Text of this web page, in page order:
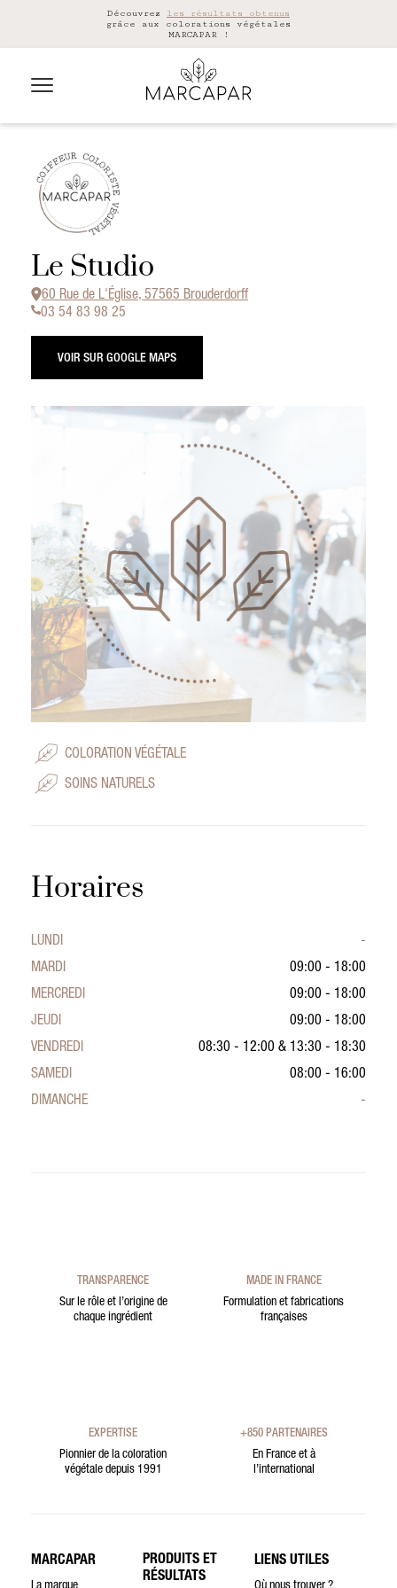
Découvrez les résultats obtenus
grâce aux colorations végétales
MARCAPAR !
Le Studio
60 Rue de L'Église, 57565 Brouderdorff
03 54 83 98 25
VOIR SUR GOOGLE MAPS
COLORATION VÉGÉTALE
SOINS NATURELS
Horaires
LUNDI
-
MARDI
09:00 - 18:00
MERCREDI
09:00 - 18:00
JEUDI
09:00 - 18:00
VENDREDI
08:30 - 12:00 & 13:30 - 18:30
SAMEDI
08:00 - 16:00
DIMANCHE
-
TRANSPARENCE
Sur le rôle et l’origine de
chaque ingrédient
MADE IN FRANCE
Formulation et fabrications
françaises
EXPERTISE
Pionnier de la coloration
végétale depuis 1991
+850 PARTENAIRES
En France et à
l’international
MARCAPAR
PRODUITS ET
RÉSULTATS
LIENS UTILES